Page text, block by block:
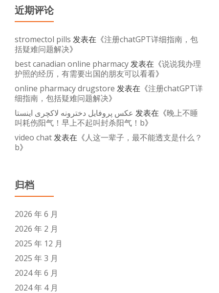
近期评论
stromectol pills 发表在《注册chatGPT详细指南，包
括疑难问题解决》
best canadian online pharmacy发表在《说说我办理
护照的经历，有需要出国的朋友可以看看》
online pharmacy drugstore 发表在《注册chatGPT详
细指南，包括疑难问题解决》
عکس پروفایل دخترونه لاکچری اینستا 发表在《晚上不睡
叫耗伤阳气！早上不起叫封杀阳气！b》
video chat发表在《人这一辈子，最不能透支是什么？
b》
归档
2026 年 6 月
2026 年 2 月
2025 年 12 月
2025 年 3 月
2024 年 6 月
2024 年 4 月